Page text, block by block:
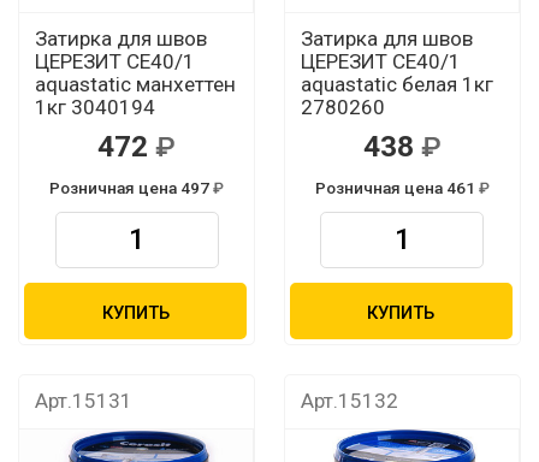
Затирка для швов
ЦЕРЕЗИТ CЕ40/1
aquastatic манхеттен
1кг 3040194
472
Розничная цена 497
КУПИТЬ
Затирка для швов
ЦЕРЕЗИТ CЕ40/1
aquastatic белая 1кг
2780260
438
Розничная цена 461
КУПИТЬ
Арт.15131 Арт.15132